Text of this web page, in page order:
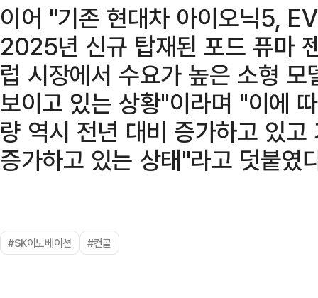
이어 "기존 현대차 아이오닉5,
2025년 신규 탑재된 포드 퓨마
럽 시장에서 수요가 높은 소형
보이고 있는 상황"이라며 "이에
량 역시 전년 대비 증가하고 있
증가하고 있는 상태"라고 덧붙였
#SK이노베이션 #컨콜